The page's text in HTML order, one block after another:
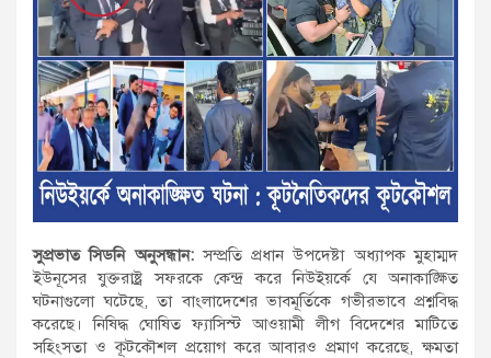
সুপ্রভাত সিডনি অনুসন্ধান:সম্প্রতি প্রধান উপদেষ্টা অধ্যাপক মুহাম্মদ
ইউনূসের যুক্তরাষ্ট্র সফরকে কেন্দ্র করে নিউইয়র্কে যে অনাকাঙ্ক্ষিত
ঘটনাগুলো ঘটেছে, তা বাংলাদেশের ভাবমূর্তিকে গভীরভাবে প্রশ্নবিদ্ধ
করেছে। নিষিদ্ধ ঘোষিত ফ্যাসিস্ট আওয়ামী লীগ বিদেশের মাটিতে
সহিংসতা ও কূটকৌশল প্রয়োগ করে আবারও প্রমাণ করেছে, ক্ষমতা